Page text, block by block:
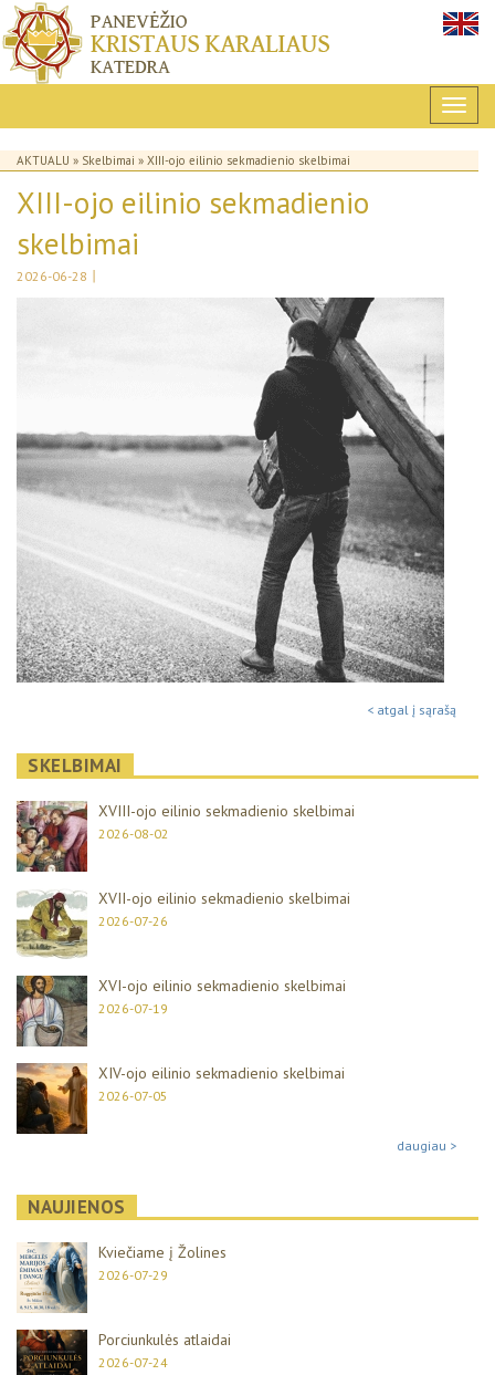
AKTUALU » Skelbimai » XIII-ojo eilinio sekmadienio skelbimai
XIII-ojo eilinio sekmadienio
skelbimai
2026-06-28 |
< atgal į sąrašą
SKELBIMAI
XVIII-ojo eilinio sekmadienio skelbimai
2026-08-02
XVII-ojo eilinio sekmadienio skelbimai
2026-07-26
XVI-ojo eilinio sekmadienio skelbimai
2026-07-19
XIV-ojo eilinio sekmadienio skelbimai
2026-07-05
daugiau >
NAUJIENOS
Kviečiame į Žolines
2026-07-29
Porciunkulės atlaidai
2026-07-24